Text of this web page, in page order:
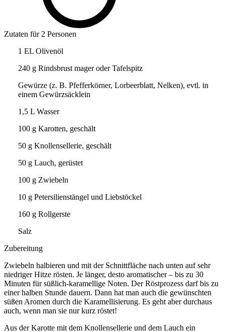
Zutaten für 2 Personen
1 EL Olivenöl
240 g Rindsbrust mager oder Tafelspitz
Gewürze (z. B. Pfefferkörner, Lorbeerblatt, Nelken), evtl. in
einem Gewürzsäcklein
1,5 L Wasser
100 g Karotten, geschält
50 g Knollensellerie, geschält
50 g Lauch, gerüstet
100 g Zwiebeln
10 g Petersilienstängel und Liebstöckel
160 g Rollgerste
Salz
Zubereitung
Zwiebeln halbieren und mit der Schnittfläche nach unten auf sehr
niedriger Hitze rösten. Je länger, desto aromatischer – bis zu 30
Minuten für süßlich-karamellige Noten. Der Röstprozess darf bis zu
einer halben Stunde dauern. Dann hat man auch die gewünschten
süßen Aromen durch die Karamellisierung. Es geht aber durchaus
auch, wenn man sie nur kurz röstet!
Aus der Karotte mit dem Knollensellerie und dem Lauch ein